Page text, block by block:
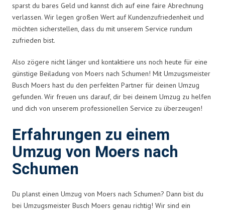
sparst du bares Geld und kannst dich auf eine faire Abrechnung
verlassen. Wir legen großen Wert auf Kundenzufriedenheit und
möchten sicherstellen, dass du mit unserem Service rundum
zufrieden bist.
Also zögere nicht länger und kontaktiere uns noch heute für eine
günstige Beiladung von Moers nach Schumen! Mit Umzugsmeister
Busch Moers hast du den perfekten Partner für deinen Umzug
gefunden. Wir freuen uns darauf, dir bei deinem Umzug zu helfen
und dich von unserem professionellen Service zu überzeugen!
Erfahrungen zu einem
Umzug von Moers nach
Schumen
Du planst einen Umzug von Moers nach Schumen? Dann bist du
bei Umzugsmeister Busch Moers genau richtig! Wir sind ein